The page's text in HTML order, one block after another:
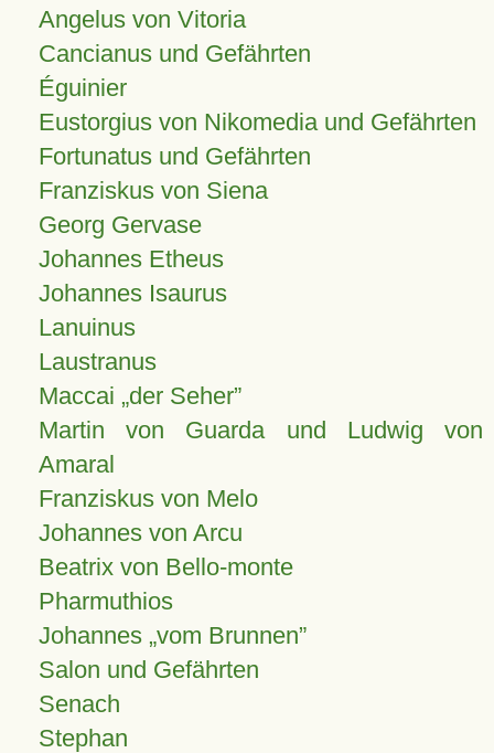
Angelus von Vitoria
Cancianus und Gefährten
Éguinier
Eustorgius von Nikomedia und Gefährten
Fortunatus und Gefährten
Franziskus von Siena
Georg Gervase
Johannes Etheus
Johannes Isaurus
Lanuinus
Laustranus
Maccai „der Seher”
Martin von Guarda und Ludwig von
Amaral
Franziskus von Melo
Johannes von Arcu
Beatrix von Bello-monte
Pharmuthios
Johannes vom Brunnen
Salon und Gefährten
Senach
Stephan